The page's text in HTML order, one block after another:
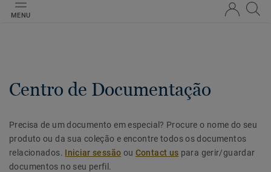
MENU
Centro de Documentação
Precisa de um documento em especial? Procure o nome do seu
produto ou da sua coleção e encontre todos os documentos
relacionados. Iniciar sessão ou Contact us para gerir/guardar
documentos no seu perfil.